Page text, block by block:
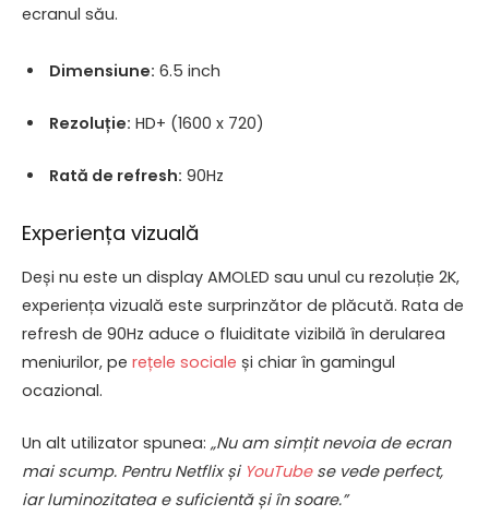
ecranul său.
Dimensiune: 6.5 inch
Rezoluție: HD+ (1600 x 720)
Rată de refresh: 90Hz
Experiența vizuală
Deși nu este un display AMOLED sau unul cu rezoluție 2K,
experiența vizuală este surprinzător de plăcută. Rata de
refresh de 90Hz aduce o fluiditate vizibilă în derularea
meniurilor, pe rețele sociale și chiar în gamingul
ocazional.
Un alt utilizator spunea: „Nu am simțit nevoia de ecran
mai scump. Pentru Netflix și YouTubese vede perfect,
iar luminozitatea e suficientă și în soare.”